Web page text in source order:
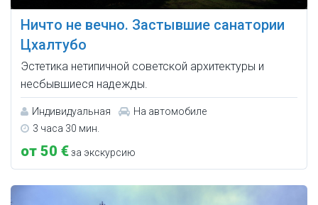
Ничто не вечно. Застывшие санатории
Цхалтубо
Эстетика нетипичной советской архитектуры и
несбывшиеся надежды.
Индивидуальная
На автомобиле
3 часа 30 мин.
от 50 €за экскурсию